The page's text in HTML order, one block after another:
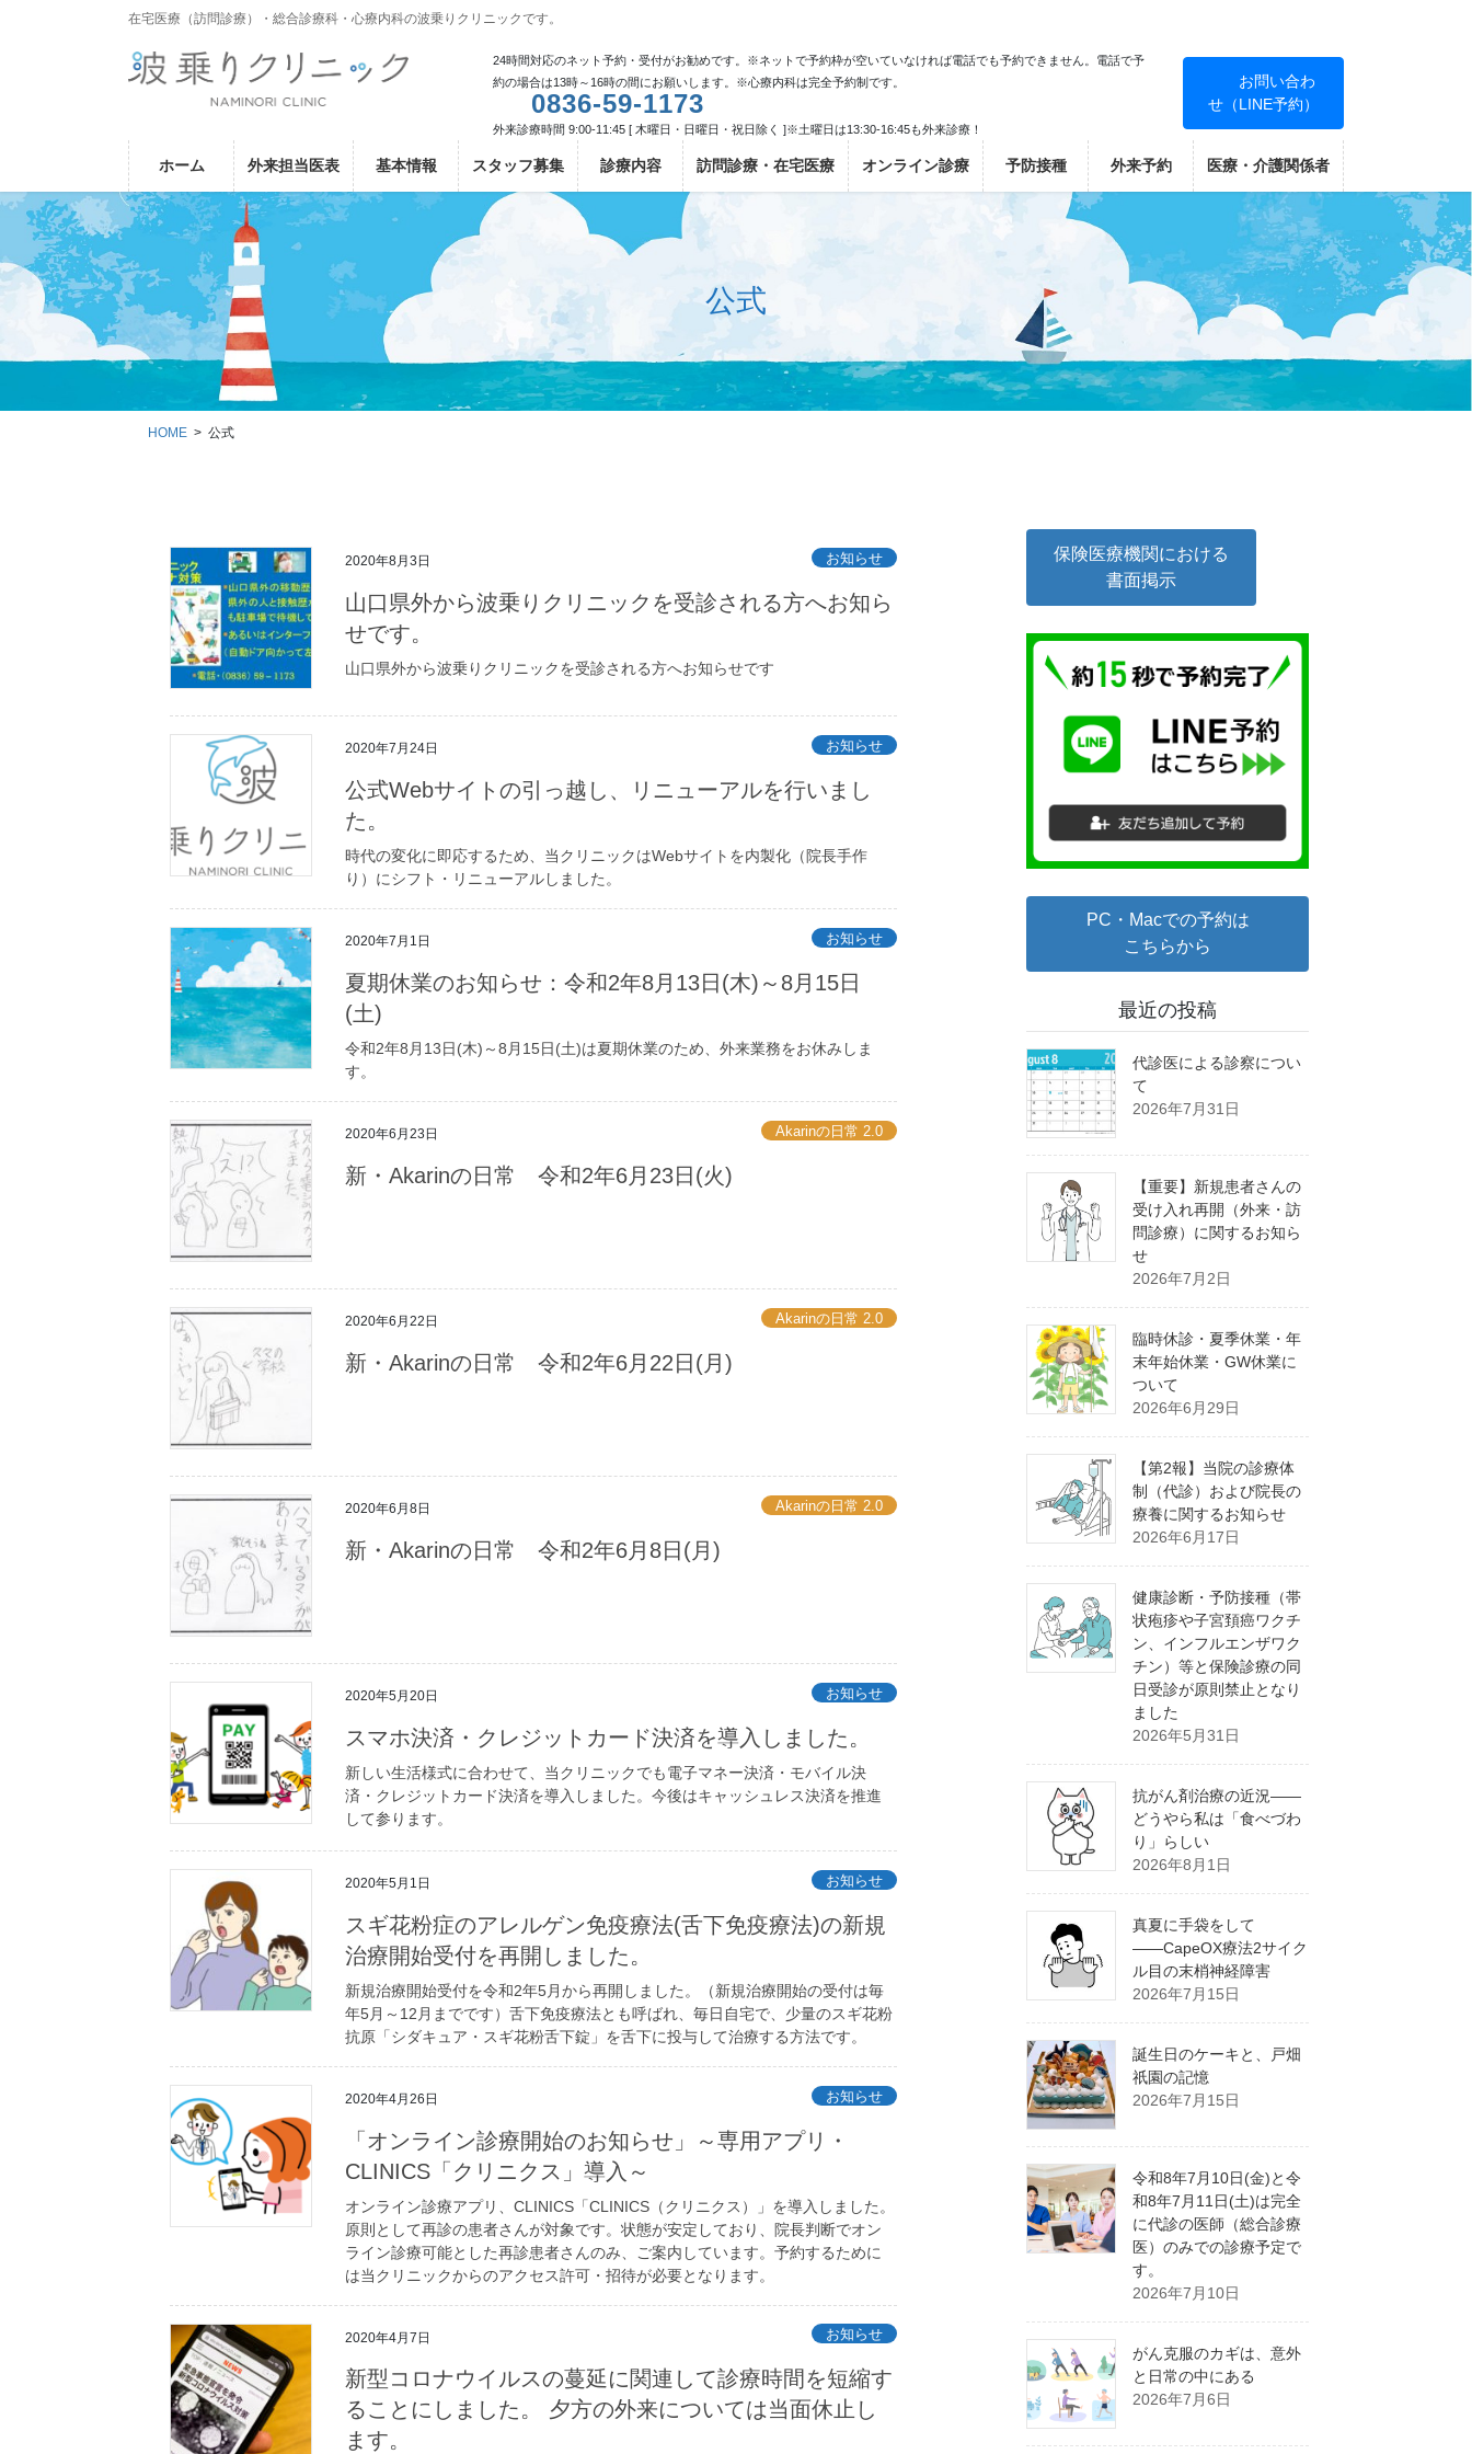
動
に
在宅医療（訪問診療）・総合診療科・心療内科の波乗りクリニックです。
24時間対応のネット予約・受付がお勧めです。※ネットで予約枠が空いていなければ電話でも予約できません。電話で予
約の場合は13時～16時の間にお願いします。※心療内科は完全予約制です。
0836-59-1173
外来診療時間 9:00-11:45 [ 木曜日・日曜日・祝日除く ]※土曜日は13:30-16:45も外来診療！
お問い合わ
せ（LINE予約）
ホーム 外来担当医表 基本情報 スタッフ募集 診療内容 訪問診療・在宅医療 オンライン診療 予防接種 外来予約 医療・介護関係者
公式
HOME 公式
2020年8月3日 お知らせ
山口県外から波乗りクリニックを受診される方へお知ら
せです。
山口県外から波乗りクリニックを受診される方へお知らせです
2020年7月24日 お知らせ
公式Webサイトの引っ越し、リニューアルを行いまし
た。
時代の変化に即応するため、当クリニックはWebサイトを内製化（院長手作
り）にシフト・リニューアルしました。
2020年7月1日 お知らせ
夏期休業のお知らせ：令和2年8月13日(木)～8月15日
(土)
令和2年8月13日(木)～8月15日(土)は夏期休業のため、外来業務をお休みしま
す。
2020年6月23日 Akarinの日常 2.0
新・Akarinの日常 令和2年6月23日(火)
2020年6月22日 Akarinの日常 2.0
新・Akarinの日常 令和2年6月22日(月)
2020年6月8日 Akarinの日常 2.0
新・Akarinの日常 令和2年6月8日(月)
2020年5月20日 お知らせ
スマホ決済・クレジットカード決済を導入しました。
新しい生活様式に合わせて、当クリニックでも電子マネー決済・モバイル決
済・クレジットカード決済を導入しました。今後はキャッシュレス決済を推進
して参ります。
2020年5月1日 お知らせ
スギ花粉症のアレルゲン免疫療法(舌下免疫療法)の新規
治療開始受付を再開しました。
新規治療開始受付を令和2年5月から再開しました。（新規治療開始の受付は毎
年5月～12月までです）舌下免疫療法とも呼ばれ、毎日自宅で、少量のスギ花粉
抗原「シダキュア・スギ花粉舌下錠」を舌下に投与して治療する方法です。
2020年4月26日 お知らせ
「オンライン診療開始のお知らせ」～専用アプリ・
CLINICS「クリニクス」導入～
オンライン診療アプリ、CLINICS「CLINICS（クリニクス）」を導入しました。
原則として再診の患者さんが対象です。状態が安定しており、院長判断でオン
ライン診療可能とした再診患者さんのみ、ご案内しています。予約するために
は当クリニックからのアクセス許可・招待が必要となります。
2020年4月7日 お知らせ
新型コロナウイルスの蔓延に関連して診療時間を短縮す
ることにしました。 夕方の外来については当面休止し
ます。
保険医療機関における
書面掲示
PC・Macでの予約は
こちらから
最近の投稿
代診医による診察につい
て
2026年7月31日
【重要】新規患者さんの
受け入れ再開（外来・訪
問診療）に関するお知ら
せ
2026年7月2日
臨時休診・夏季休業・年
末年始休業・GW休業に
ついて
2026年6月29日
【第2報】当院の診療体
制（代診）および院長の
療養に関するお知らせ
2026年6月17日
健康診断・予防接種（帯
状疱疹や子宮頚癌ワクチ
ン、インフルエンザワク
チン）等と保険診療の同
日受診が原則禁止となり
ました
2026年5月31日
抗がん剤治療の近況――
どうやら私は「食べづわ
り」らしい
2026年8月1日
真夏に手袋をして
――CapeOX療法2サイク
ル目の末梢神経障害
2026年7月15日
誕生日のケーキと、戸畑
祇園の記憶
2026年7月15日
令和8年7月10日(金)と令
和8年7月11日(土)は完全
に代診の医師（総合診療
医）のみでの診療予定で
す。
2026年7月10日
がん克服のカギは、意外
と日常の中にある
2026年7月6日